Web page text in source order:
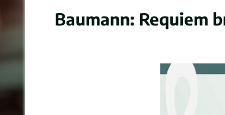
Baumann: Requiem